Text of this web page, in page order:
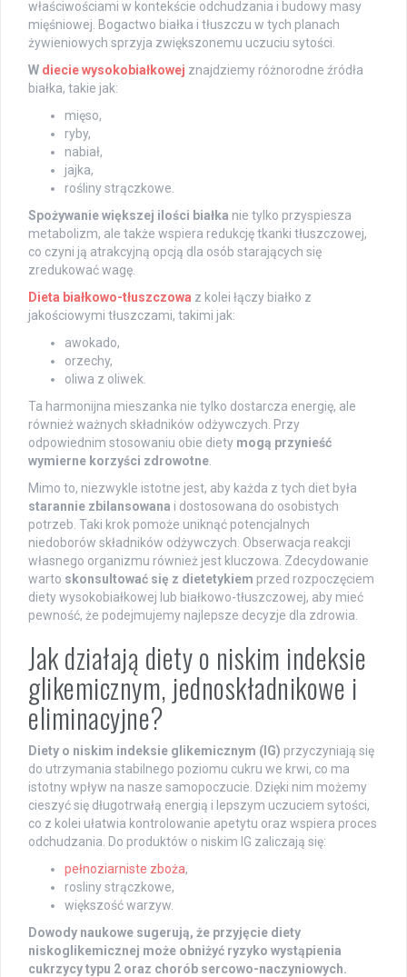
właściwościami w kontekście odchudzania i budowy masy
mięśniowej. Bogactwo białka i tłuszczu w tych planach
żywieniowych sprzyja zwiększonemu uczuciu sytości.
W diecie wysokobiałkowej znajdziemy różnorodne źródła
białka, takie jak:
mięso,
ryby,
nabiał,
jajka,
rośliny strączkowe.
Spożywanie większej ilości białka nie tylko przyspiesza
metabolizm, ale także wspiera redukcję tkanki tłuszczowej,
co czyni ją atrakcyjną opcją dla osób starających się
zredukować wagę.
Dieta białkowo-tłuszczowa z kolei łączy białko z
jakościowymi tłuszczami, takimi jak:
awokado,
orzechy,
oliwa z oliwek.
Ta harmonijna mieszanka nie tylko dostarcza energię, ale
również ważnych składników odżywczych. Przy
odpowiednim stosowaniu obie diety mogą przynieść
wymierne korzyści zdrowotne
Mimo to, niezwykle istotne jest, aby każda z tych diet była
starannie zbilansowana i dostosowana do osobistych
potrzeb. Taki krok pomoże uniknąć potencjalnych
niedoborów składników odżywczych. Obserwacja reakcji
własnego organizmu również jest kluczowa. Zdecydowanie
warto skonsultować się z dietetykiem przed rozpoczęciem
diety wysokobiałkowej lub białkowo-tłuszczowej, aby mieć
pewność, że podejmujemy najlepsze decyzje dla zdrowia.
Jak działają diety o niskim indeksie
glikemicznym, jednoskładnikowe i
eliminacyjne?
Diety o niskim indeksie glikemicznym (IG) przyczyniają się
do utrzymania stabilnego poziomu cukru we krwi, co ma
istotny wpływ na nasze samopoczucie. Dzięki nim możemy
cieszyć się długotrwałą energią i lepszym uczuciem sytości,
co z kolei ułatwia kontrolowanie apetytu oraz wspiera proces
odchudzania. Do produktów o niskim IG zaliczają się:
pełnoziarniste zboża,
rosliny strączkowe,
większość warzyw.
Dowody naukowe sugerują, że przyjęcie diety
niskoglikemicznej może obniżyć ryzyko wystąpienia
cukrzycy typu 2 oraz chorób sercowo-naczyniowych.